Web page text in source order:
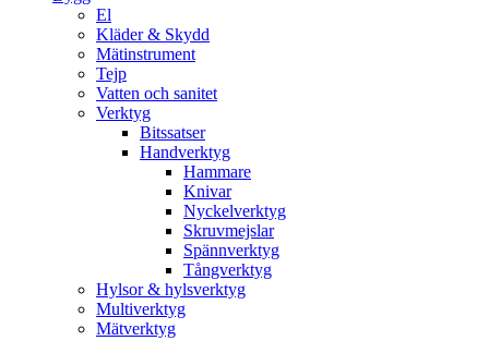
El
Kläder & Skydd
Mätinstrument
Tejp
Vatten och sanitet
Verktyg
Bitssatser
Handverktyg
Hammare
Knivar
Nyckelverktyg
Skruvmejslar
Spännverktyg
Tångverktyg
Hylsor & hylsverktyg
Multiverktyg
Mätverktyg